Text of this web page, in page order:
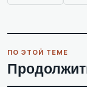
ПО ЭТОЙ ТЕМЕ